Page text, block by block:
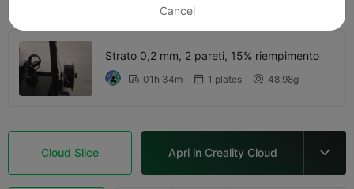
Strato 0,2 mm, 2 pareti, 15% riempimento
 01h 34m  1 plates  48.98g
Cloud Slice Apri in Creality Cloud 
Cancel